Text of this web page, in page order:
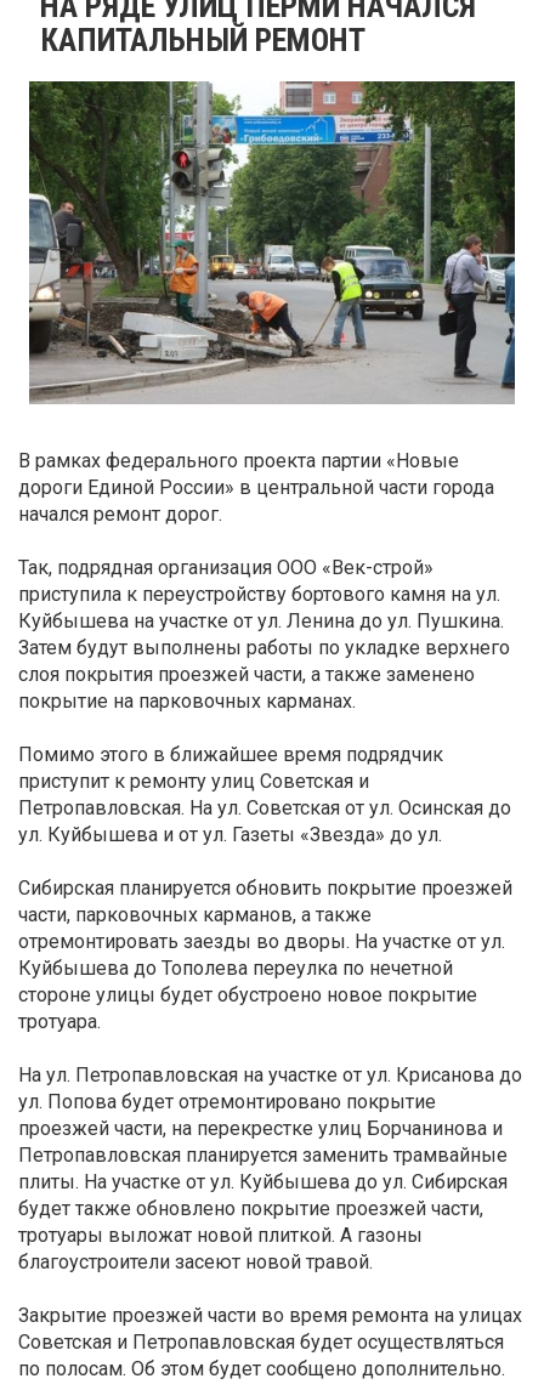
КАПИТАЛЬНЫЙ РЕМОНТ
В рамках федерального проекта партии «Новые
дороги Единой России» в центральной части города
начался ремонт дорог.
Так, подрядная организация ООО «Век-строй»
приступила к переустройству бортового камня на ул.
Куйбышева на участке от ул. Ленина до ул. Пушкина.
Затем будут выполнены работы по укладке верхнего
слоя покрытия проезжей части, а также заменено
покрытие на парковочных карманах.
Помимо этого в ближайшее время подрядчик
приступит к ремонту улиц Советская и
Петропавловская. На ул. Советская от ул. Осинская до
ул. Куйбышева и от ул. Газеты «Звезда» до ул.
Сибирская планируется обновить покрытие проезжей
части, парковочных карманов, а также
отремонтировать заезды во дворы. На участке от ул.
Куйбышева до Тополева переулка по нечетной
стороне улицы будет обустроено новое покрытие
тротуара.
На ул. Петропавловская на участке от ул. Крисанова до
ул. Попова будет отремонтировано покрытие
проезжей части, на перекрестке улиц Борчанинова и
Петропавловская планируется заменить трамвайные
плиты. На участке от ул. Куйбышева до ул. Сибирская
будет также обновлено покрытие проезжей части,
тротуары выложат новой плиткой. А газоны
благоустроители засеют новой травой.
Закрытие проезжей части во время ремонта на улицах
Советская и Петропавловская будет осуществляться
по полосам. Об этом будет сообщено дополнительно.